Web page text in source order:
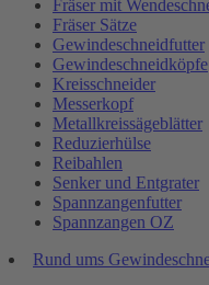
Fräser mit
Fräser Sätze
Gewindeschneidfutter
Gewindeschneidköpfe
Kreisschneider
Messerkopf
Metallkreissägeblätter
Reduzierhülse
Reibahlen
Senker und Entgrater
Spannzangenfutter
Spannzangen OZ
Rund ums